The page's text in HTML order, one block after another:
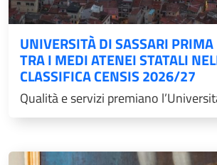
UNIVERSITÀ DI SASSARI
TRA I MEDI ATENEI STATALI
CLASSIFICA CENSIS 2026/27
Qualità e servizi premiano